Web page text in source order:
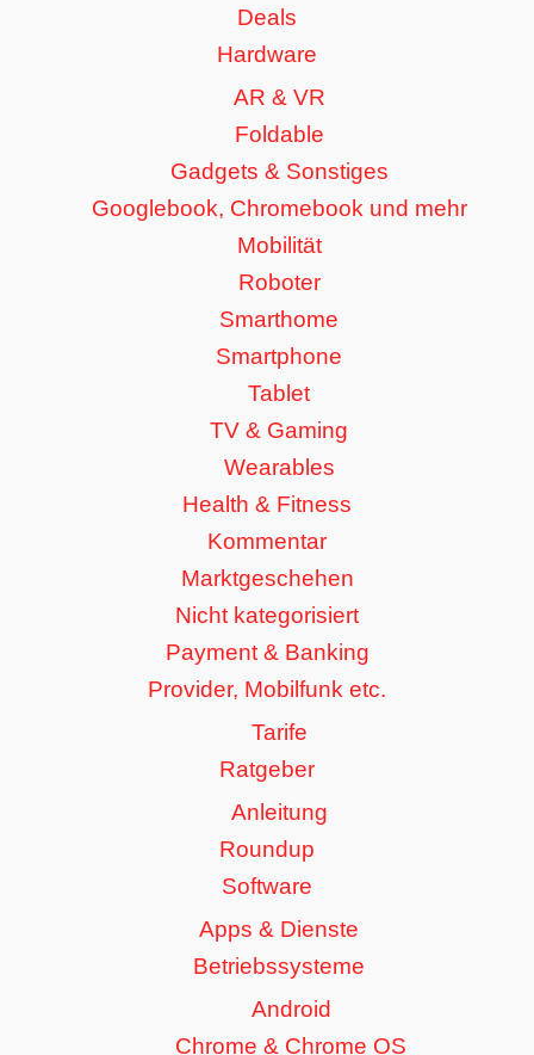
Deals
Hardware
AR & VR
Foldable
Gadgets & Sonstiges
Googlebook, Chromebook und mehr
Mobilität
Roboter
Smarthome
Smartphone
Tablet
TV & Gaming
Wearables
Health & Fitness
Kommentar
Marktgeschehen
Nicht kategorisiert
Payment & Banking
Provider, Mobilfunk etc.
Tarife
Ratgeber
Anleitung
Roundup
Software
Apps & Dienste
Betriebssysteme
Android
Chrome & Chrome OS